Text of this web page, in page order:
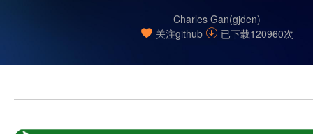
Charles Gan(gjden)
 关注github  已下载120960次